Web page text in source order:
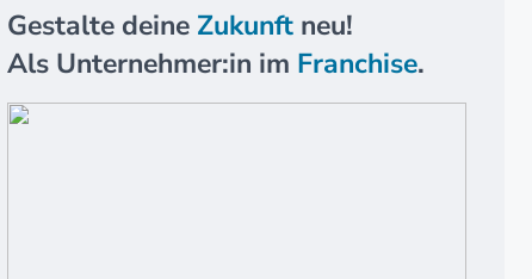
Gestalte deine Zukunftneu!
Als Unternehmer:in im Franchise.